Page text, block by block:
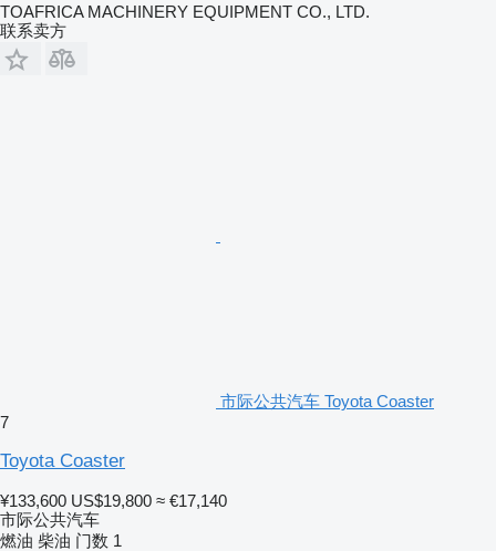
TOAFRICA MACHINERY EQUIPMENT CO., LTD.
联系卖方
市际公共汽车 Toyota Coaster
7
Toyota Coaster
¥133,600 US$19,800 ≈ €17,140
市际公共汽车
燃油 柴油 门数 1